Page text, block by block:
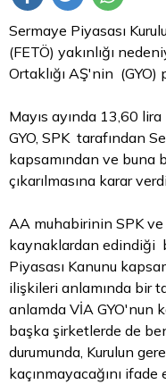
Sermaye Piyasası
(FETÖ) yakınlığı
Ortaklığı AŞ'nin (GYO)
Mayıs ayında 13,60 lira
GYO, SPK tarafından
kapsamından ve buna
çıkarılmasına karar
AA muhabirinin SPK
kaynaklardan edindiği
Piyasası Kanunu
ilişkileri anlamında bir
anlamda VİA GYO'nun
başka şirketlerde de
durumunda, Kurulun
kaçınmayacağını ifade